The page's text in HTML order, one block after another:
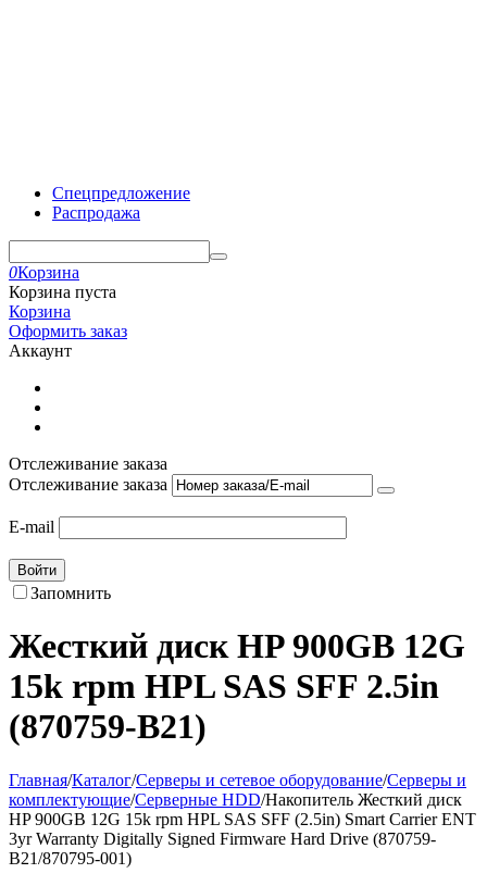
Спецпредложение
Распродажа
0Корзина
Корзина пуста
Корзина
Оформить заказ
Аккаунт
Отслеживание заказа
Отслеживание заказа
E-mail
Войти
Запомнить
Жесткий диск HP 900GB 12G
15k rpm HPL SAS SFF 2.5in
(870759-B21)
Главная/Каталог/Серверы и сетевое оборудование/Серверы и
комплектующие/Серверные HDD/Накопитель Жесткий диск
HP 900GB 12G 15k rpm HPL SAS SFF (2.5in) Smart Carrier ENT
3yr Warranty Digitally Signed Firmware Hard Drive (870759-
B21/870795-001)